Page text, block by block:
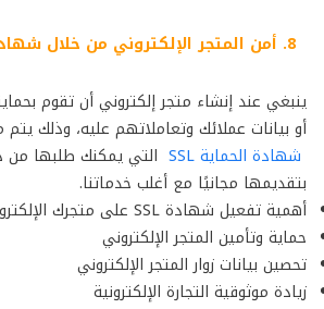
8. أمن المتجر الإلكتروني من خلال شهادات الحماية
ينبغي عند إنشاء متجر إلكتروني أن تقوم
أو بيانات عملائك وتعاملاتهم عليه، وذلك
شهادة الحماية SSL
التي يمكنك طلبها
بتقديمها مجانيًا مع أغلب خدماتنا.
أهمية تفعيل شهادة SSL على متجرك الإلكتروني:
حماية وتأمين المتجر الإلكتروني
تحصين بيانات زوار المتجر الإلكتروني
زيادة موثوقية التجارة الإلكترونية